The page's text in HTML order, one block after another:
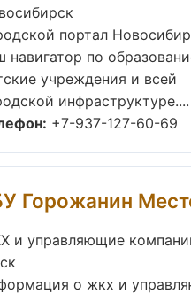
портал
навигатор по
учреждения и всей
инфраструктуре....
+7-937-127-60-69
Горожанин
и управляющие
о жкх и